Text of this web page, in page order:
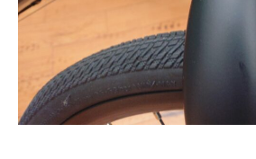
PB全車種カタログ
Norwayシリーズ